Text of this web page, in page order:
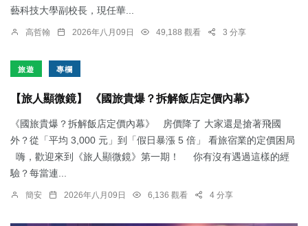
藝科技大學副校長，現任華...
高哲翰 2026年八月09日 49,188 觀看 3 分享
旅遊 專欄
【旅人顯微鏡】 《國旅貴爆？拆解飯店定價內幕》
《國旅貴爆？拆解飯店定價內幕》 房價降了 大家還是搶著飛國
外？從「平均 3,000 元」到「假日暴漲 5 倍」 看旅宿業的定價困局
嗨，歡迎來到《旅人顯微鏡》第一期！ 你有沒有遇過這樣的經
驗？每當連...
簡安 2026年八月09日 6,136 觀看 4 分享